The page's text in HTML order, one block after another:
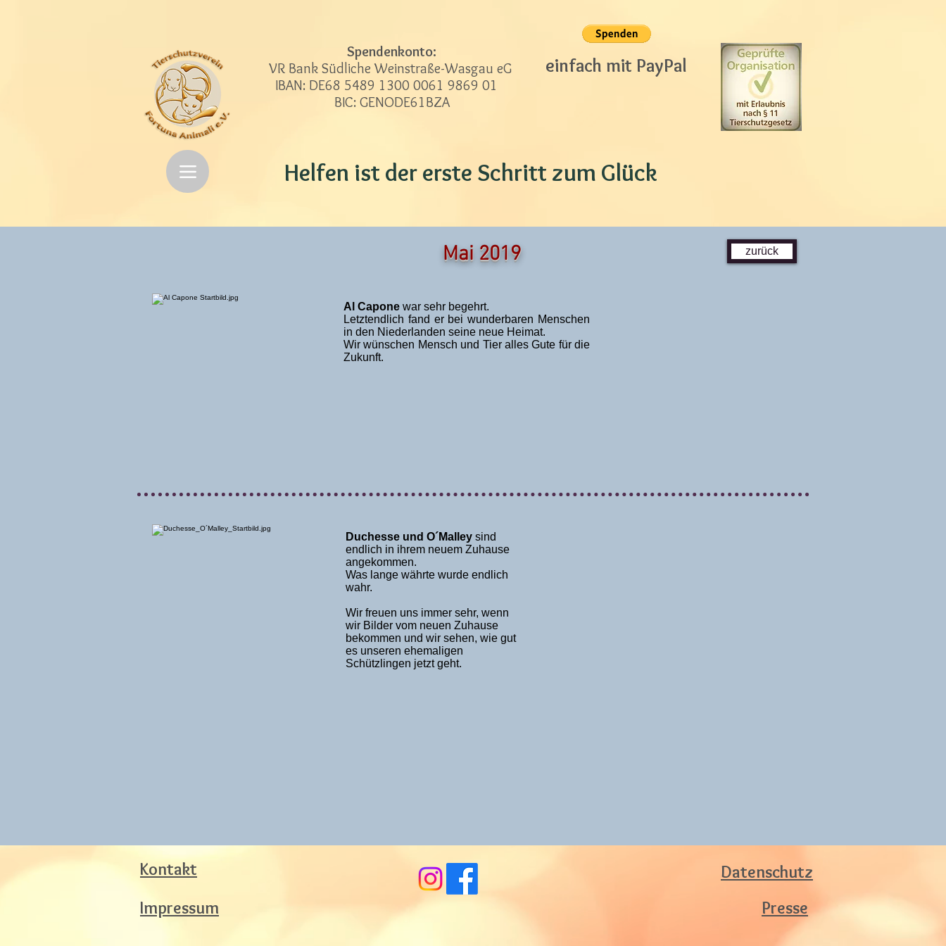
Spendenkonto:
VR Bank Südliche Weinstraße-Wasgau eG
IBAN: DE68 5489 1300 0061 9869 01
BIC: GENODE61BZA
einfach mit PayPal
Helfen ist der erste Schritt zum Glück
Mai 2019 zurück
Al Capone war sehr begehrt.
Letztendlich fand er bei wunderbaren Menschen
in den Niederlanden seine neue Heimat.
Wir wünschen Mensch und Tier alles Gute für die
Zukunft.
Duchesse und O´Malley sind
endlich in ihrem neuem Zuhause
angekommen.
Was lange währte wurde endlich
wahr.
Wir freuen uns immer sehr, wenn
wir Bilder vom neuen Zuhause
bekommen und wir sehen, wie gut
es unseren ehemaligen
Schützlingen jetzt geht.
Kontakt
Impressum
Datenschutz
Presse